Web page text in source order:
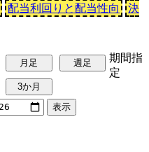
配当利回りと配当性向
決
期間指
定